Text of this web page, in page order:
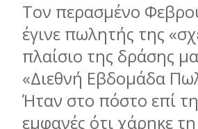
Τον περασµένο
έγινε πωλητής της
πλαίσιο της δράσης
«Διεθνή Εβδοµάδα
Ήταν στο πόστο επί
εµφανές ότι χάρηκε